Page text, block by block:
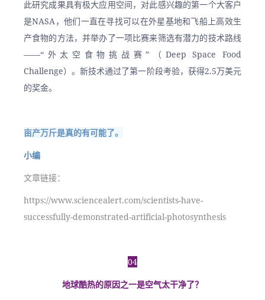
此研究成果具有极大应用空间，对此感兴趣的第一个大客户
是NASA，他们一直在寻找可以在外星基地和飞船上高效生
产食物的方法，并举办了一项比赛来筛选有潜力的技术路线
——“外太空食物挑战赛”（Deep Space Food
Challenge）。新技术通过了第一阶段考验，获得2.5万美元
的奖金。
亩产万斤是真的有可能了。
小编
文章链接：
https://www.sciencealert.com/scientists-have-
successfully-demonstrated-artificial-photosynthesis
04
地球酷热的原因之一是空气太干净了？